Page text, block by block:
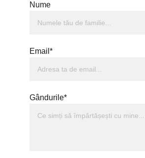
Nume
Email*
Gândurile*